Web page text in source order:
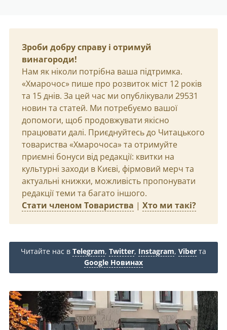
Зроби добру справу і отримуй
винагороди!
Нам як ніколи потрібна ваша підтримка.
«Хмарочос» пише про розвиток міст 12 років
та 15 днів. За цей час ми опублікували 29531
новин та статей. Ми потребуємо вашої
допомоги, щоб продовжувати якісно
працювати далі. Приєднуйтесь до Читацького
товариства «Хмарочоса» та отримуйте
приємні бонуси від редакції: квитки на
культурні заходи в Києві, фірмовий мерч та
актуальні книжки, можливість пропонувати
редакції теми та багато іншого.
Стати членом Товариства | Хто ми такі?
Читайте нас в Telegram, Twitter, Instagram, Viber та
Google Новинах